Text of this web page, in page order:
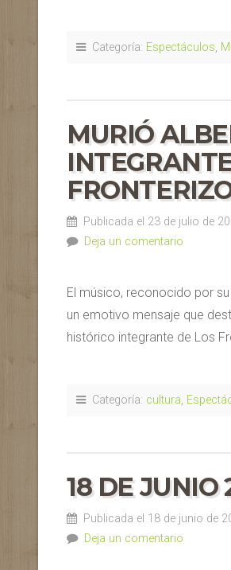
Categoría: Espectáculos,
MURIÓ
Publicada el 23 de julio de
Deja un comentario
El músico, reconocido por
un emotivo mensaje que
histórico integrante de Los
Categoría: cultura,
18 DE JUNIO
Publicada el 18 de junio de
Deja un comentario